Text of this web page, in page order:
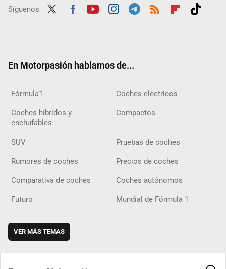
Síguenos
En Motorpasión hablamos de...
Fórmula1 Coches eléctricos
Coches híbridos y
enchufables
Compactos
SUV Pruebas de coches
Rumores de coches Precios de coches
Comparativa de coches Coches autónomos
Futuro Mundial de Fórmula 1
VER MÁS TEMAS